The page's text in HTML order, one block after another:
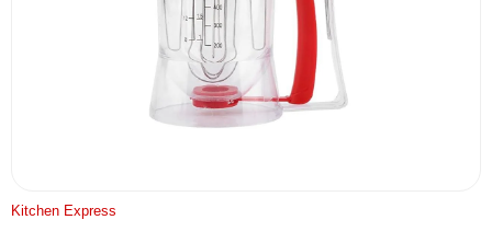
Kitchen Express